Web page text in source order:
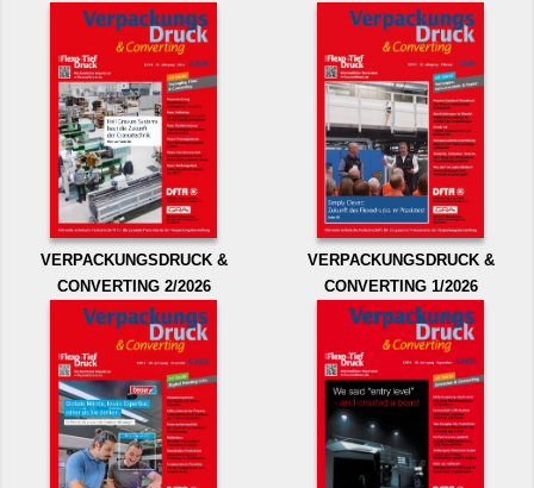
VERPACKUNGSDRUCK &
CONVERTING 2/2026
VERPACKUNGSDRUCK &
CONVERTING 1/2026